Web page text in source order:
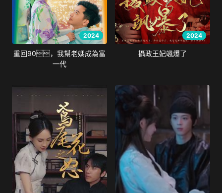
2024
重回90，我幫老媽成為富
一代
2024
攝政王妃颯爆了